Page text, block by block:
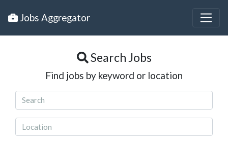
Jobs Aggregator
Search Jobs
Find jobs by keyword or location